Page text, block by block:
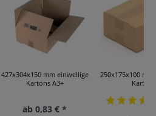
427x304x150 mm einwellige
Kartons A3+
ab 0,83 € *
250x175x100
Kartons